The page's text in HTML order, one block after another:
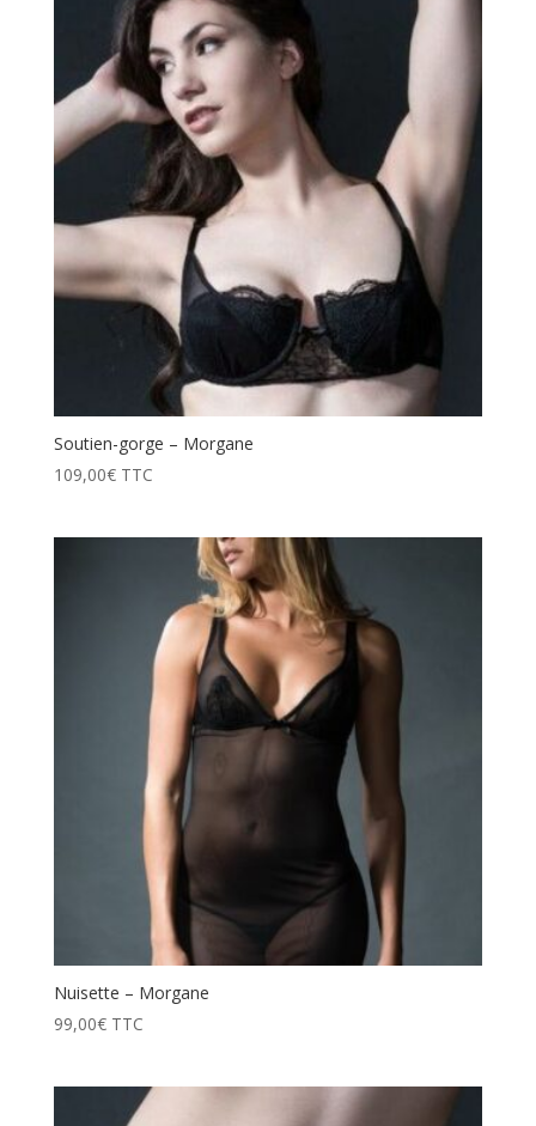
prix
décroissant
Soutien-gorge – Morgane
109,00€ TTC
Nuisette – Morgane
99,00€ TTC